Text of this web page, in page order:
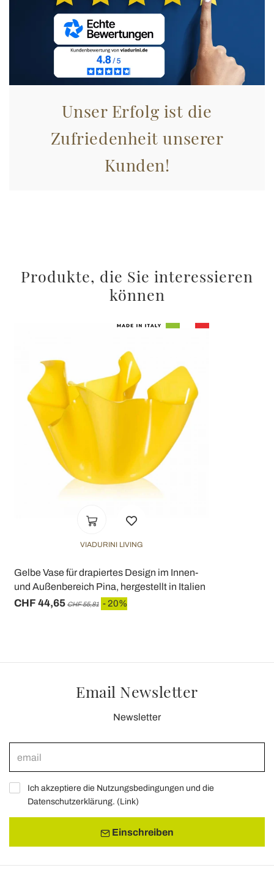
Unser Erfolg ist die
Zufriedenheit unserer
Kunden!
Produkte, die Sie interessieren
können
VIADURINI LIVING
Gelbe Vase für drapiertes Design im Innen-
und Außenbereich Pina, hergestellt in Italien
CHF 44,65 CHF 55,81 - 20%
Email Newsletter
Newsletter
Ich akzeptiere die Nutzungsbedingungen und die
Datenschutzerklärung. (Link)
Einschreiben